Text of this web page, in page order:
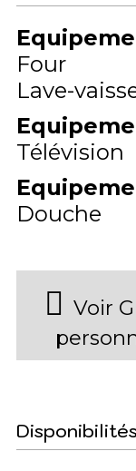
Four
Lave-
Télévision
Douche
Voir